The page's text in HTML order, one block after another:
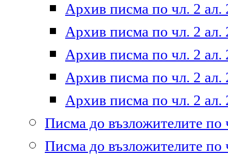
Архив писма по чл. 2 ал.
Архив писма по чл. 2 ал.
Архив писма по чл. 2 ал.
Архив писма по чл. 2 ал.
Архив писма по чл. 2 ал.
Писма до възложителите по
Писма до възложителите по